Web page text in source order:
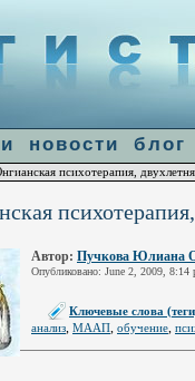
[
Автор: Пучкова Юлиана
Опубликовано: June 2, 2009, 8:14
Ключевые слова
анализ МААП обучение
новости блог
психотерапия,